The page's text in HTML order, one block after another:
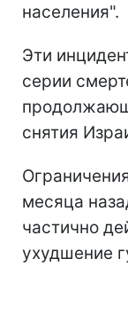
населения".
Эти
серии
снятия
месяца
частично
ухудшение